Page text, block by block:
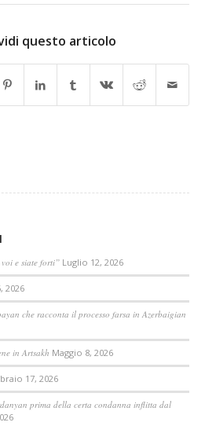
questo articolo
e siate forti” Luglio 12, 2026
2026
che racconta il processo farsa in Azerbaigian
in Artsakh Maggio 8, 2026
17, 2026
prima della certa condanna inflitta dal